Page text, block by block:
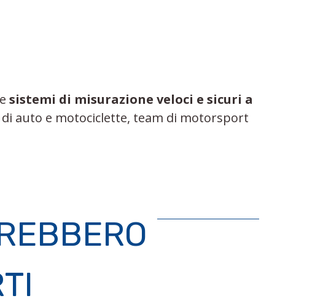
sistemi di misurazione veloci e sicuri a
auto e motociclette, team di motorsport